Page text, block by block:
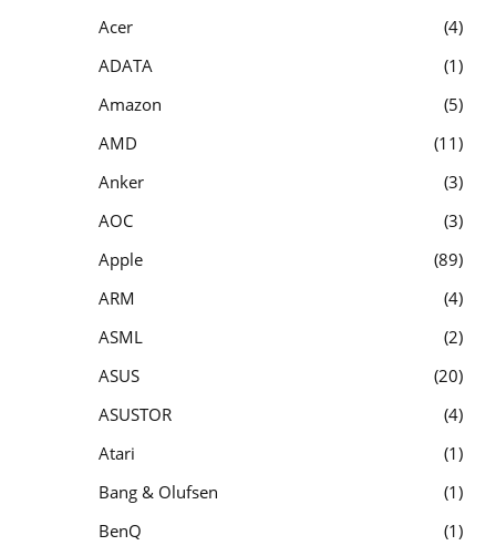
Acer
4
ADATA
1
Amazon
5
AMD
11
Anker
3
AOC
3
Apple
89
ARM
4
ASML
2
ASUS
20
ASUSTOR
4
Atari
1
Bang & Olufsen
1
BenQ
1